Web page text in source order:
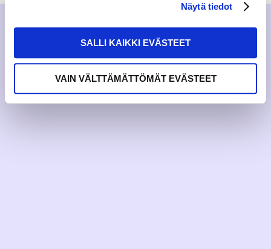
Näytä tiedot
SALLI KAIKKI EVÄSTEET
VAIN VÄLTTÄMÄTTÖMÄT EVÄSTEET